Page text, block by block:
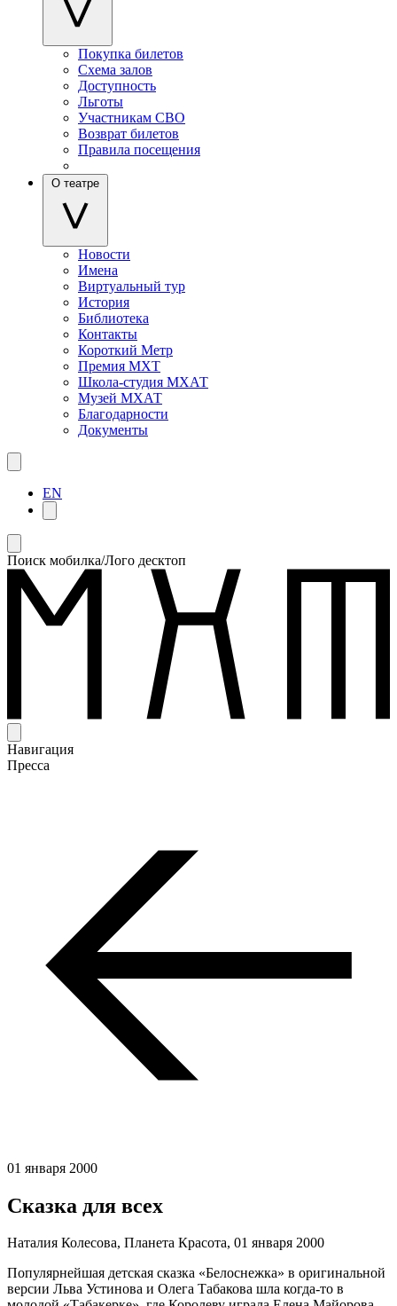
Покупка билетов
Схема залов
Доступность
Льготы
Участникам СВО
Возврат билетов
Правила посещения
О театре
Новости
Имена
Виртуальный тур
История
Библиотека
Контакты
Короткий Метр
Премия МХТ
Школа-студия МХАТ
Музей МХАТ
Благодарности
Документы
EN
Поиск мобилка/Лого десктоп
Навигация
Пресса
01 января 2000
Сказка для всех
Наталия Колесова, Планета Красота, 01 января 2000
Популярнейшая детская сказка «Белоснежка» в оригинальной
версии Льва Устинова и Олега Табакова шла когда-то в